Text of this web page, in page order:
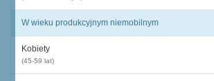
W wieku produkcyjnym niemobilnym
Kobiety
(45-59 lat)